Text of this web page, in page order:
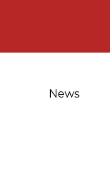
News